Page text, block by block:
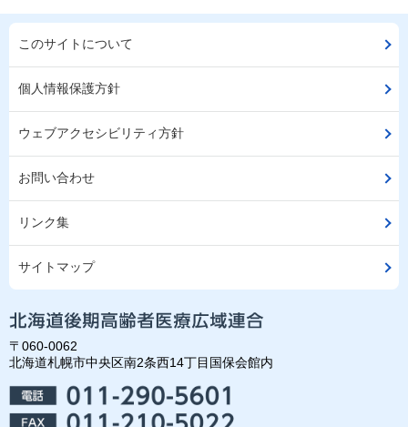
このサイトについて
個人情報保護方針
ウェブアクセシビリティ方針
お問い合わせ
リンク集
サイトマップ
〒060-0062
北海道札幌市中央区南2条西14丁目国保会館内